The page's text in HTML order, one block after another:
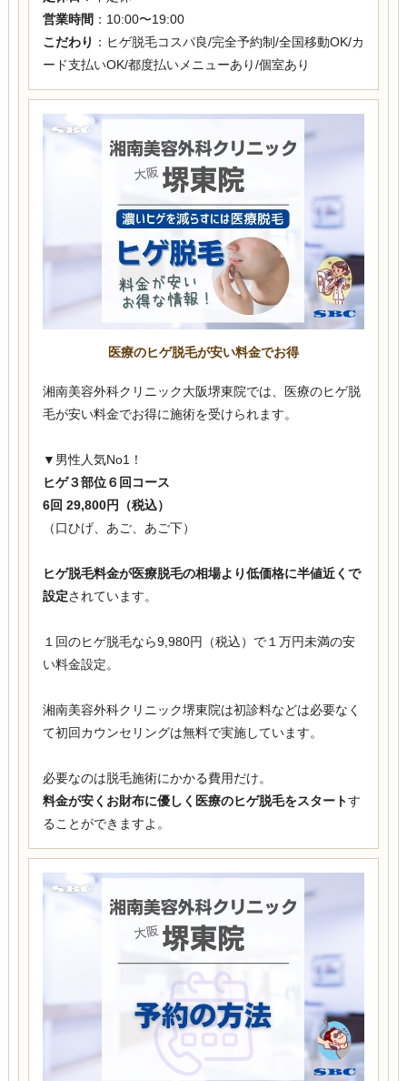
営業時間 ：10:00〜19:00
こだわり ：ヒゲ脱毛コスパ良/完全予約制/全国移動OK/カ
ード支払いOK/都度払いメニューあり/個室あり
医療のヒゲ脱毛が安い料金でお得
湘南美容外科クリニック大阪堺東院では、医療のヒゲ脱
毛が安い料金でお得に施術を受けられます。
▼男性人気No1！
ヒゲ３部位６回コース
6回 29,800円（税込）
（口ひげ、あご、あご下）
ヒゲ脱毛料金が医療脱毛の相場より低価格に半値近くで
設定されています。
１回のヒゲ脱毛なら9,980円（税込）で１万円未満の安
い料金設定。
湘南美容外科クリニック堺東院は初診料などは必要なく
て初回カウンセリングは無料で実施しています。
必要なのは脱毛施術にかかる費用だけ。
料金が安くお財布に優しく医療のヒゲ脱毛をスタートす
ることができますよ。